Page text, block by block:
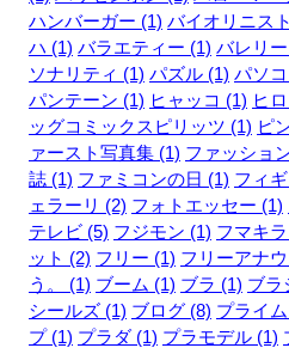
ハンバーガー (1) バイオリニス
ハ (1) バラエティー (1) バレリ
ソナリティ (1) パズル (1) パソ
パンテーン (1) ヒャッコ (1) ヒ
ッグコミックスピリッツ (1) ピ
ァースト写真集 (1) ファッショ
誌 (1) ファミコンの日 (1) フィ
ェラーリ (2) フォトエッセー (1)
テレビ (5) フジモン (1) フマキ
ット (2) フリー (1) フリーアナ
う。 (1) ブーム (1) ブラ (1) ブラ
シールズ (1) ブログ (8) プライ
プ (1) プラダ (1) プラモデル (1)